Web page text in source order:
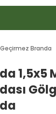
Branda
1,5x5